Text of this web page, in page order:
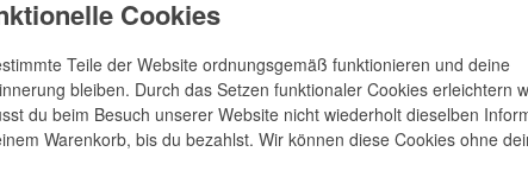
Cookies
Teile der Website ordnungsgemäß funktionieren und deine
bleiben. Durch das Setzen funktionaler Cookies erleichtern
du beim Besuch unserer Website nicht wiederholt dieselben
Warenkorb, bis du bezahlst. Wir können diese Cookies ohne